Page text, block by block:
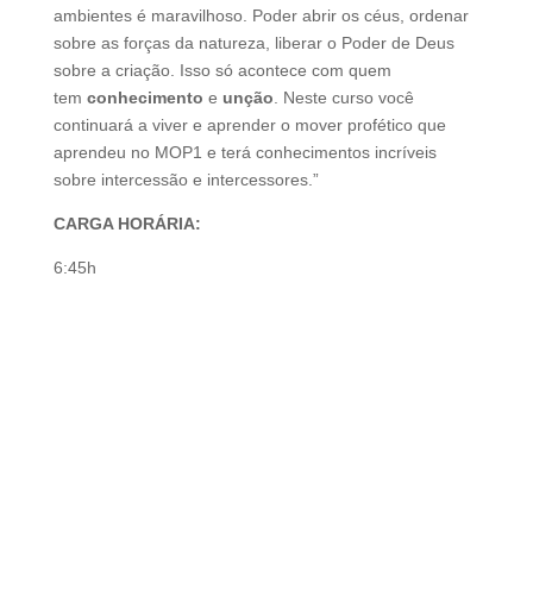
ambientes é maravilhoso. Poder abrir os céus, ordenar
sobre as forças da natureza, liberar o Poder de Deus
sobre a criação. Isso só acontece com quem
tem conhecimento e unção. Neste curso você
continuará a viver e aprender o mover profético que
aprendeu no MOP1 e terá conhecimentos incríveis
sobre intercessão e intercessores.”
CARGA HORÁRIA:
6:45h